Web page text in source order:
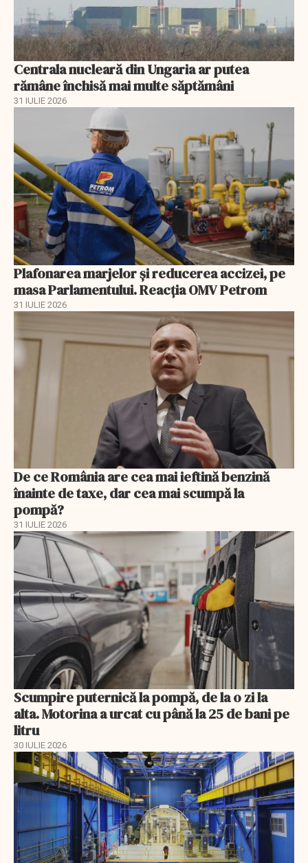
Centrala nucleară din Ungaria ar putea
rămâne închisă mai multe săptămâni
31 IULIE 2026
Plafonarea marjelor și reducerea accizei, pe
masa Parlamentului. Reacția OMV Petrom
31 IULIE 2026
De ce România are cea mai ieftină benzină
înainte de taxe, dar cea mai scumpă la
pompă?
31 IULIE 2026
Scumpire puternică la pompă, de la o zi la
alta. Motorina a urcat cu până la 25 de bani pe
litru
30 IULIE 2026